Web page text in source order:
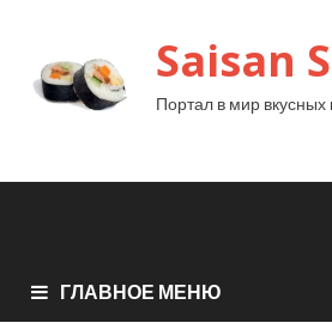
Saisan
Портал в мир
ГЛАВНОЕ МЕНЮ